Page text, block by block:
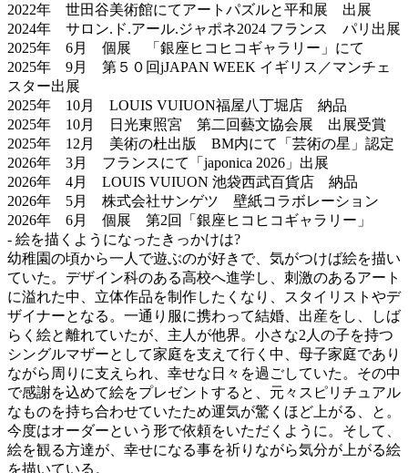
2022年 世田谷美術館にてアートパズルと平和展 出展
2024年 サロン.ド.アール.ジャポネ2024 フランス パリ出展
2025年 6月 個展 「銀座ヒコヒコギャラリー」にて
2025年 9月 第５０回jJAPAN WEEK イギリス／マンチェ
スター出展
2025年 10月 LOUIS VUIUON福屋八丁堀店 納品
2025年 10月 日光東照宮 第二回藝文協会展 出展受賞
2025年 12月 美術の杜出版 BM内にて「芸術の星」認定
2026年 3月 フランスにて「japonica 2026」出展
2026年 4月 LOUIS VUIUON 池袋西武百貨店 納品
2026年 5月 株式会社サンゲツ 壁紙コラボレーション
2026年 6月 個展 第2回「銀座ヒコヒコギャラリー」
- 絵を描くようになったきっかけは?
幼稚園の頃から一人で遊ぶのが好きで、気がつけば絵を描い
ていた。デザイン科のある高校へ進学し、刺激のあるアート
に溢れた中、立体作品を制作したくなり、スタイリストやデ
ザイナーとなる。一通り服に携わって結婚、出産をし、しば
らく絵と離れていたが、主人が他界。小さな2人の子を持つ
シングルマザーとして家庭を支えて行く中、母子家庭であり
ながら周りに支えられ、幸せな日々を過ごしていた。その中
で感謝を込めて絵をプレゼントすると、元々スピリチュアル
なものを持ち合わせていたため運気が驚くほど上がる、と。
今度はオーダーという形で依頼をいただくように。そして、
絵を観る方達が、幸せになる事を祈りながら気分が上がる絵
を描いている。